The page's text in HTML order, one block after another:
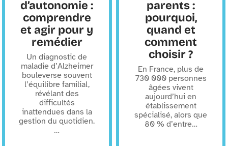
d’autonomie :
comprendre
et agir pour y
remédier
Un diagnostic de
maladie d’Alzheimer
bouleverse souvent
l’équilibre familial,
révélant des
difficultés
inattendues dans la
gestion du quotidien.
…
parents :
pourquoi,
quand et
comment
choisir ?
En France, plus de
730 000 personnes
âgées vivent
aujourd’hui en
établissement
spécialisé, alors que
80 % d’entre…